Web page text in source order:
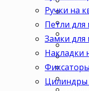
В
В
В зал
В
В
В
Ручки на
Петли
Замки
Накладки
Цилиндры